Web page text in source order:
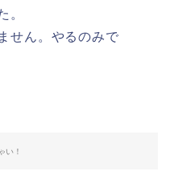
。
せん。やるのみで
い！